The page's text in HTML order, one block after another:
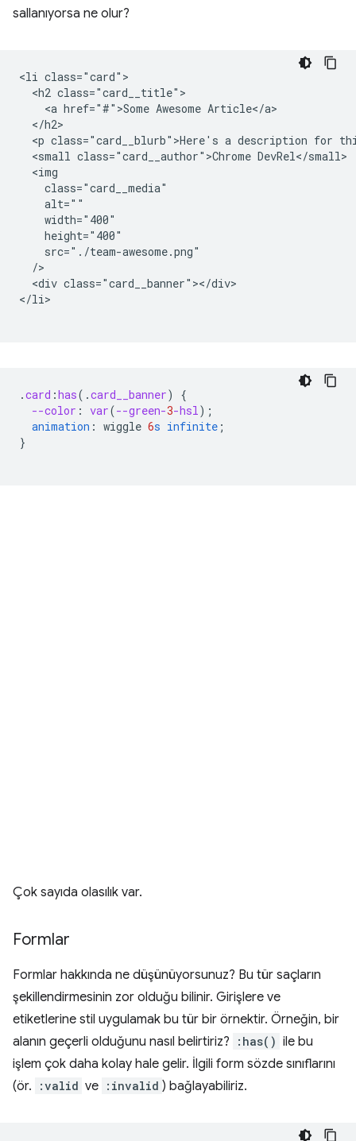
sallanıyorsa ne olur?
<li class="card">
  <h2 class="card__title">
    <a href="#">Some Awesome Article</a>
  </h2>
<p class="card__blurb">Here's a description for
  <small class="card__author">Chrome DevRel</small>
  <img
    class="card__media"
    alt=""
    width="400"
    height="400"
    src="./team-awesome.png"
  />
  <div class="card__banner"></div>
</li>
.card :has( .card__banner)
{
--color : var(--green-3-hsl);
animation : wiggle 6s infinite ;
}
Çok sayıda olasılık var.
Formlar
Formlar hakkında ne düşünüyorsunuz? Bu tür saçların
şekillendirmesinin zor olduğu bilinir. Girişlere ve
etiketlerine stil uygulamak bu tür bir örnektir. Örneğin, bir
alanın geçerli olduğunu nasıl belirtiriz?
:has() ile bu
işlem çok daha kolay hale gelir. İlgili form sözde sınıflarını
(ör.
:valid ve :invalid ) bağlayabiliriz.